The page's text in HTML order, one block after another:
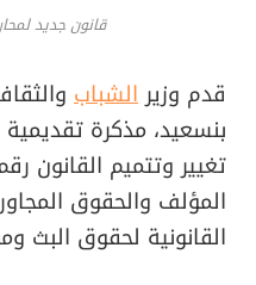
قانون جديد
قدم وزيرالشباب
بنسعيد، مذكرة
المؤلف والحقوق
القانونية لحقوق البث